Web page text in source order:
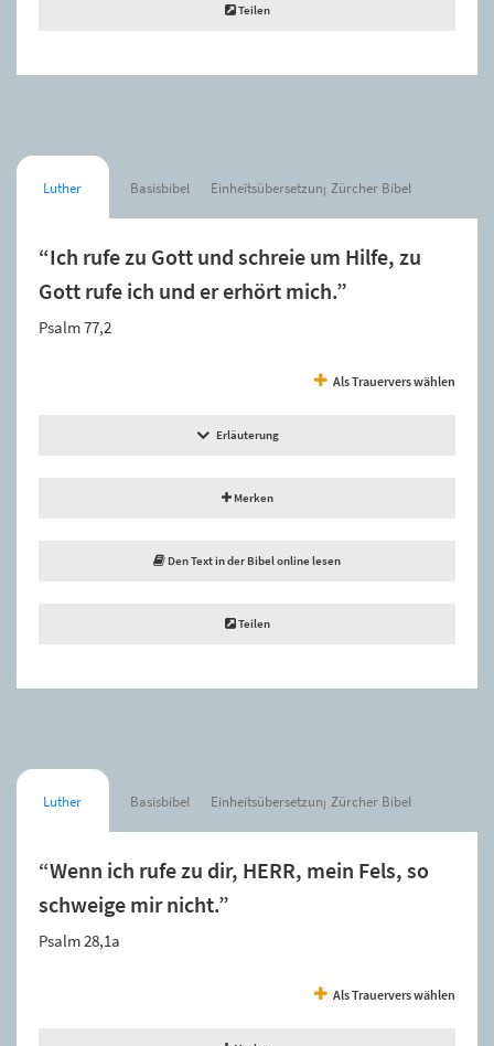
Teilen
Luther Basisbibel Einheitsübersetzung Zürcher Bibel
“Ich rufe zu Gott und schreie um Hilfe, zu
Gott rufe ich und er erhört mich.”
Psalm 77,2
Als Trauervers wählen
Erläuterung
Merken
Den Text in der Bibel online lesen
Teilen
Luther Basisbibel Einheitsübersetzung Zürcher Bibel
“Wenn ich rufe zu dir, HERR, mein Fels, so
schweige mir nicht.”
Psalm 28,1a
Als Trauervers wählen